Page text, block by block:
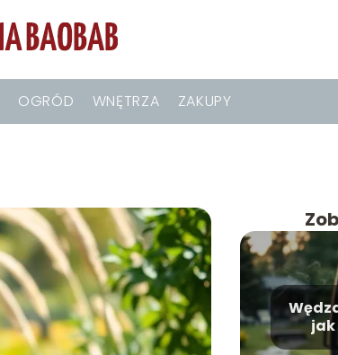
OGRÓD WNĘTRZA ZAKUPY
jak